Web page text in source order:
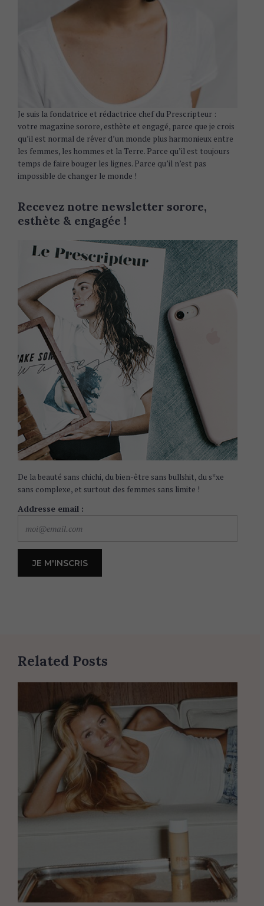
Je suis la fondatrice et rédactrice chef du Prescripteur :
votre magazine sorore, esthète et engagé, parce que je crois
qu’il est normal de rêver d’un monde plus harmonieux entre
les femmes, les hommes et la Terre. Parce qu’il est toujours
temps de faire bouger les lignes. Parce qu’il n’est pas
impossible de changer le monde !
Recevez notre newsletter sorore,
esthète & engagée !
De la beauté sans chichi, du bien-être sans bullshit, du s*xe
sans complexe, et surtout des femmes sans limite !
Addresse email :
Related Posts